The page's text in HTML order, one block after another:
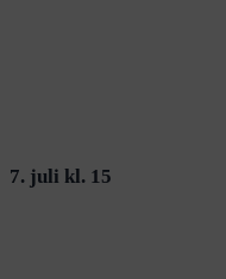
7. juli kl. 15